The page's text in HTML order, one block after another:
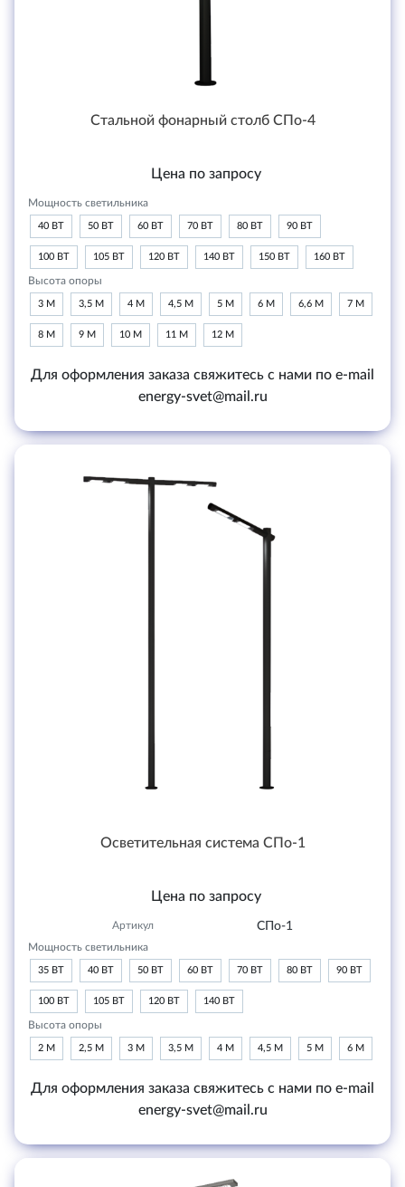
Стальной фонарный столб СПо-4
Цена по запросу
Мощность светильника
40 ВТ 50 ВТ 60 ВТ 70 ВТ 80 ВТ 90 ВТ
100 ВТ 105 ВТ 120 ВТ 140 ВТ 150 ВТ 160 ВТ
Высота опоры
3 М 3,5 М 4 М 4,5 М 5 М 6 М 6,6 М 7 М
8 М 9 М 10 М 11 М 12 М
Для оформления заказа свяжитесь с нами по e-mail
energy-svet@mail.ru
Осветительная система СПо-1
Цена по запросу
Артикул СПо-1
Мощность светильника
35 ВТ 40 ВТ 50 ВТ 60 ВТ 70 ВТ 80 ВТ 90 ВТ
100 ВТ 105 ВТ 120 ВТ 140 ВТ
Высота опоры
2 М 2,5 М 3 М 3,5 М 4 М 4,5 М 5 М 6 М
Для оформления заказа свяжитесь с нами по e-mail
energy-svet@mail.ru